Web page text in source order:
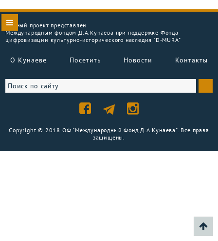
Данный проект представлен
Международным фондом Д.А.Кунаева при поддержке Фонда
цифровизации культурно-исторического наследия "D-MURA"
О Кунаеве Посетить Новости Контакты
Copyright © 2018 ОФ "Международный Фонд Д.А.Кунаева". Все права
защищены.